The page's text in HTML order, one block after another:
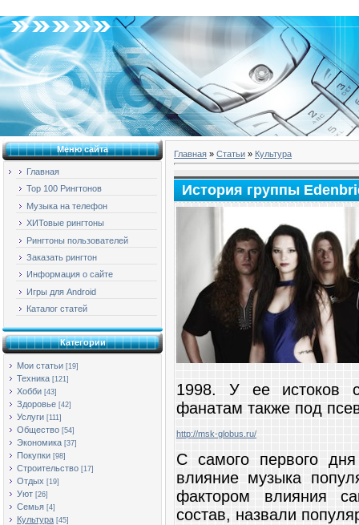
Меню сайта
Главная
Top 100 Рингтонов
Музыка на телефон
ХИТовые рингтоны
Рингтоны пользователей
Заказать рингтон
Информация о сайте
Игры для Android
Каталог статей
Категории
Мои статьи [19]
Техника [121]
Хобби [43]
Здоровье [42]
Услуги [111]
Общество [54]
Экономика [37]
Покупки [98]
Строительство [17]
Отдых [19]
Уют [26]
Семья [4]
Культура [45]
Главная » Статьи » Культура
История группы
1998. У ее истоков
фанатам также под
http://msk-globus.ru/
С самого первого
влияние музыка
фактором влияния
состав, назвали